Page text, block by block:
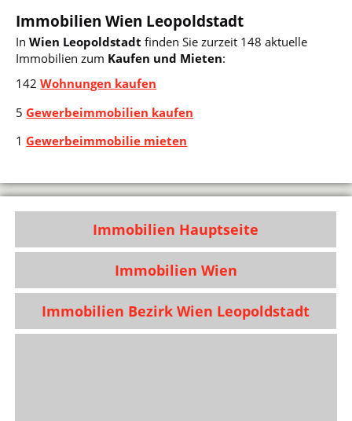
Immobilien Wien Leopoldstadt
InWien Leopoldstadt finden Sie zurzeit 148 aktuelle
Immobilien zum Kaufen und Mieten:
142Wohnungen kaufen
5Gewerbeimmobilien kaufen
1Gewerbeimmobilie mieten
Immobilien Hauptseite
Immobilien Wien
Immobilien Bezirk Wien Leopoldstadt